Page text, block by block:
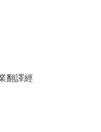
翻譯經